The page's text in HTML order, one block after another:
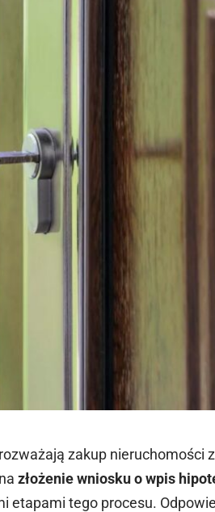
zakup nieruchomości
złożenie wniosku o wpis
etapami tego procesu.